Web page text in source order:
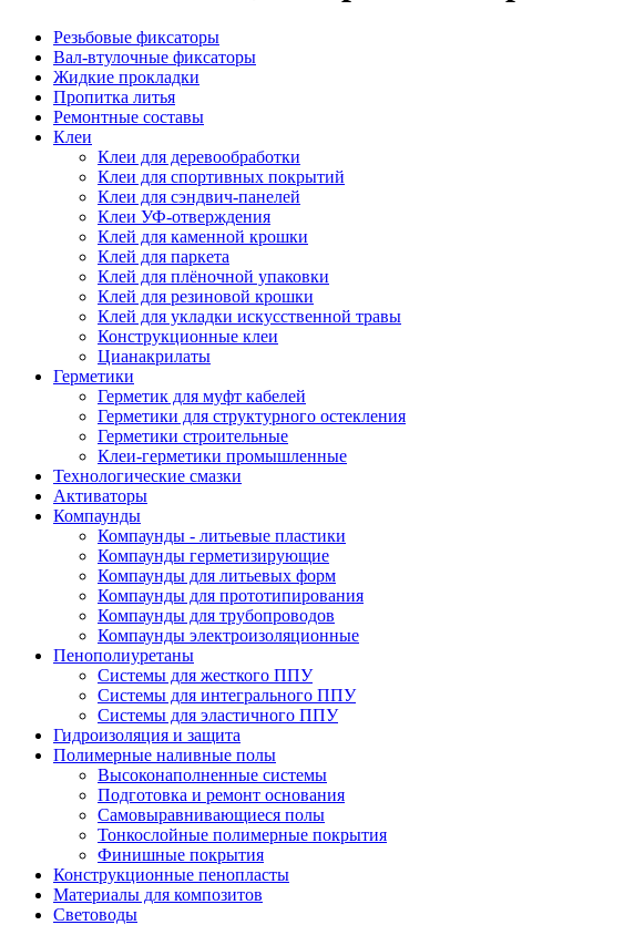
Резьбовые фиксаторы
Вал-втулочные фиксаторы
Жидкие прокладки
Пропитка литья
Ремонтные составы
Клеи
Клеи для деревообработки
Клеи для спортивных покрытий
Клеи для сэндвич-панелей
Клеи УФ-отверждения
Клей для каменной крошки
Клей для паркета
Клей для плёночной упаковки
Клей для резиновой крошки
Клей для укладки искусственной травы
Конструкционные клеи
Цианакрилаты
Герметики
Герметик для муфт кабелей
Герметики для структурного остекления
Герметики строительные
Клеи-герметики промышленные
Технологические смазки
Активаторы
Компаунды
Компаунды - литьевые пластики
Компаунды герметизирующие
Компаунды для литьевых форм
Компаунды для прототипирования
Компаунды для трубопроводов
Компаунды электроизоляционные
Пенополиуретаны
Системы для жесткого ППУ
Системы для интегрального ППУ
Системы для эластичного ППУ
Гидроизоляция и защита
Полимерные наливные полы
Высоконаполненные системы
Подготовка и ремонт основания
Самовыравнивающиеся полы
Тонкослойные полимерные покрытия
Финишные покрытия
Конструкционные пенопласты
Материалы для композитов
Световоды